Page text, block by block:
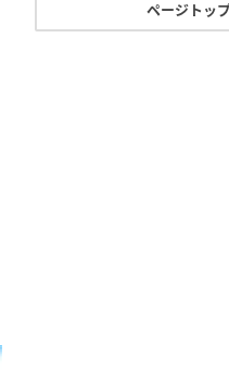
ページトッ